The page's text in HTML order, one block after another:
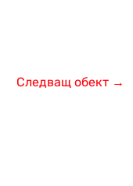
Следващ обект →